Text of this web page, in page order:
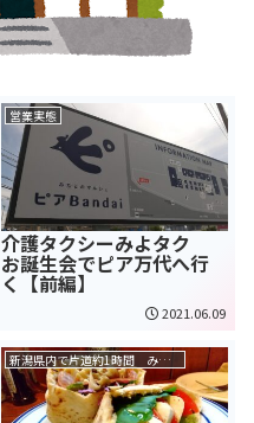
営業実態
介護タクシーみよタク
お誕生会でピア万代へ行
く【前編】
2021.06.09
新潟県内で片道約1時間 みよタクおすすめ旅行